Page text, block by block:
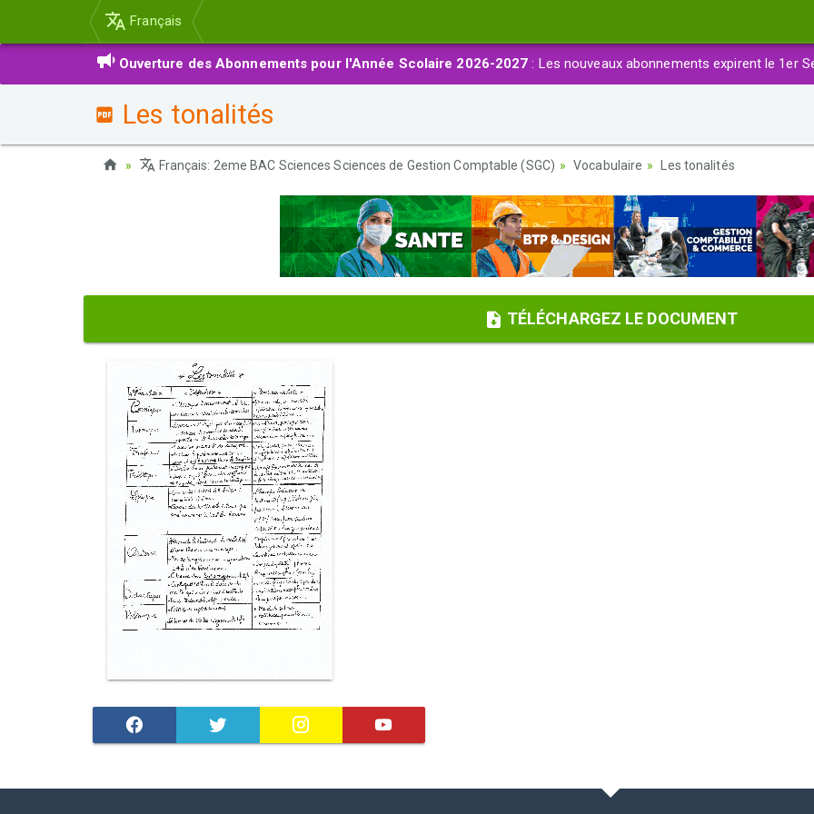
Français
Ouverture des Abonnements pour l'Année Scolaire 2026-2027 : Les nouveaux abonnements expirent le 1er
Les tonalités
Français: 2eme BAC Sciences Sciences de Gestion Comptable (SGC) Vocabulaire Les tonalités
TÉLÉCHARGEZ LE DOCUMENT